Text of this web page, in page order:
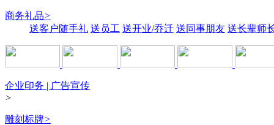
商务礼品>
送客户随手礼 送员工 送开业/乔迁 送同事朋友 送长辈师
企业印务 | 广告宣传
>
雕刻标牌>